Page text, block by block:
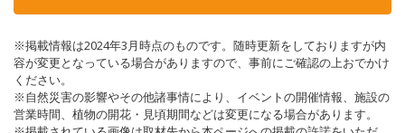
※掲載情報は2024年3月時点のものです。随時更新をしておりますが内
容が変更となっている場合がありますので、事前にご確認の上おでかけ
ください。
※自然災害の影響やその他諸事情により、イベントの開催情報、施設の
営業時間、植物の開花・見頃期間などは変更になる場合があります。